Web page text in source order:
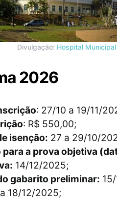
Divulgação: Hospital
2026
: 27/10 a 19/11/
: R$ 550,00;
isenção: 27 a 29/10/
a prova objetiva
14/12/2025;
gabarito preliminar:
18/12/2025;